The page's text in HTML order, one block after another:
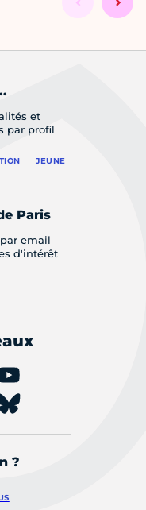
et
par profil
JEUNE
Paris
email
d'intérêt
?